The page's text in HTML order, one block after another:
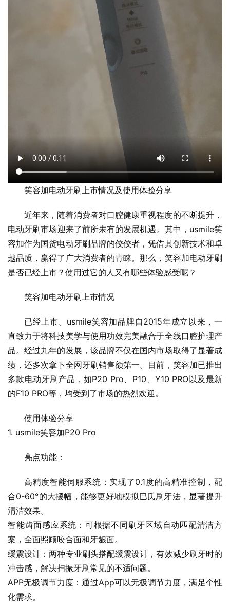
笑容加电动牙刷上市情况及使用体验分享
近年来，随着消费者对口腔健康重视程度的不断提升，
电动牙刷市场迎来了前所未有的发展机遇。其中，usmile笑
容加作为国货电动牙刷品牌的佼佼者，凭借其创新技术和卓
越品质，赢得了广大消费者的青睐。那么，笑容加电动牙刷
是否已经上市？使用过它的人又有哪些体验感受呢？
笑容加电动牙刷上市情况
已经上市。usmile笑容加品牌自2015年成立以来，一
直致力于将科技美学与使用功效完美融合于全线口腔护理产
品。经过九年的发展，该品牌不仅在国内市场取得了显著成
绩，还多次拿下全网牙刷销售额第一。目前，笑容加已推出
多款电动牙刷产品，如P20 Pro、P10、Y10 PRO以及最新
的F10 PRO等，均受到了市场的热烈欢迎。
使用体验分享
1. usmile笑容加P20 Pro
亮点功能：
高精度智能伺服系统：实现了0.1度的高精准控制，配
合0-60°的大摆幅，能够更好地模拟巴氏刷牙法，显著提升
清洁效果。
智能齿面感应系统：可根据不同刷牙区域自动匹配清洁方
案，全面照顾咬合面和牙龈面。
缓震设计：两种专业刷头搭配缓震设计，有效减少刷牙时的
冲击感，解决扫振牙刷常见的不适问题。
APP无极调节力度：通过App可以无极调节力度，满足个性
化需求。